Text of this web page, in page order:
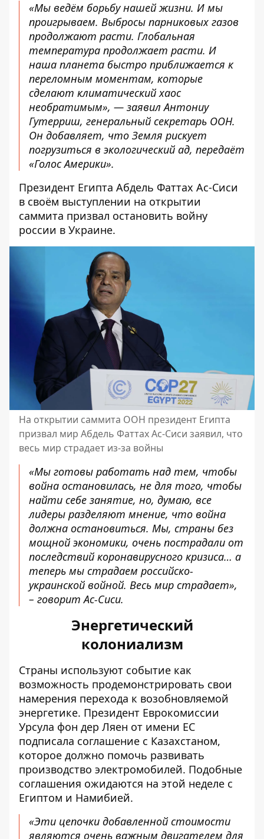
«Мы ведём борьбу нашей жизни. И мы
проигрываем. Выбросы парниковых газов
продолжают расти. Глобальная
температура продолжает расти. И
наша планета быстро приближается к
переломным моментам, которые
сделают климатический хаос
необратимым», — заявил Антониу
Гутерриш, генеральный секретарь ООН.
Он добавляет, что Земля рискует
погрузиться в экологический ад, передаёт
«Голос Америки».
Президент Египта Абдель Фаттах Ас-Сиси
в своём выступлении на открытии
саммита призвал остановить войну
россии в Украине.
На открытии саммита ООН президент Египта
призвал мир Абдель Фаттах Ас-Сиси заявил, что
весь мир страдает из-за войны
«Мы готовы работать над тем, чтобы
война остановилась, не для того, чтобы
найти себе занятие, но, думаю, все
лидеры разделяют мнение, что война
должна остановиться. Мы, страны без
мощной экономики, очень пострадали от
последствий коронавирусного кризиса… а
теперь мы страдаем российско-
украинской войной. Весь мир страдает»,
– говорит Ас-Сиси.
Энергетический
колониализм
Страны используют событие как
возможность продемонстрировать свои
намерения перехода к возобновляемой
энергетике. Президент Еврокомиссии
Урсула фон дер Ляен от имени ЕС
подписала соглашение с Казахстаном,
которое должно помочь развивать
производство электромобилей. Подобные
соглашения ожидаются на этой неделе с
Египтом и Намибией.
«Эти цепочки добавленной стоимости
являются очень важным двигателем для